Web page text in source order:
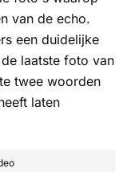
van de echo.
een duidelijke
de laatste foto van
twee woorden
laten